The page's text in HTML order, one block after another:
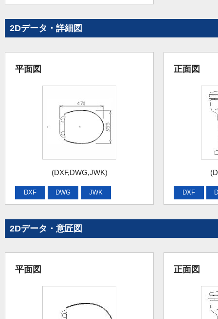
2Dデータ・詳細図
平面図
(DXF,DWG,JWK)
DXF DWG JWK
正面図
DXF
2Dデータ・意匠図
平面図 正面図